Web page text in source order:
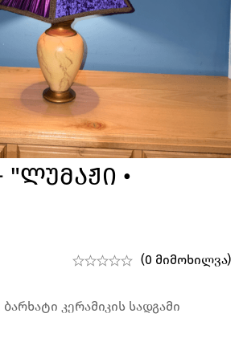
"ლუმაჟი •
(0 მიმოხილვა)
კერამიკის სადგამი